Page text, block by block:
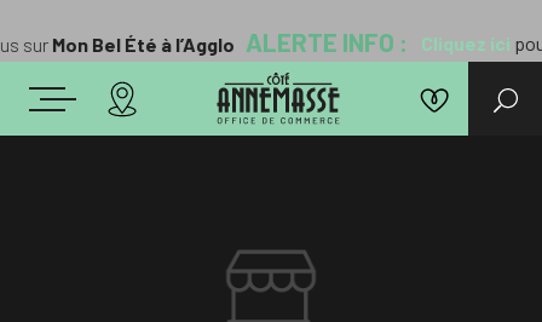
surMon Bel Été à l’Agglo ALERTE INFO : Cliquez icipour